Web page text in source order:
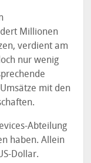
Millionen
verdient am
nur wenig
mit den
Abteilung
haben. Allein
Dollar.